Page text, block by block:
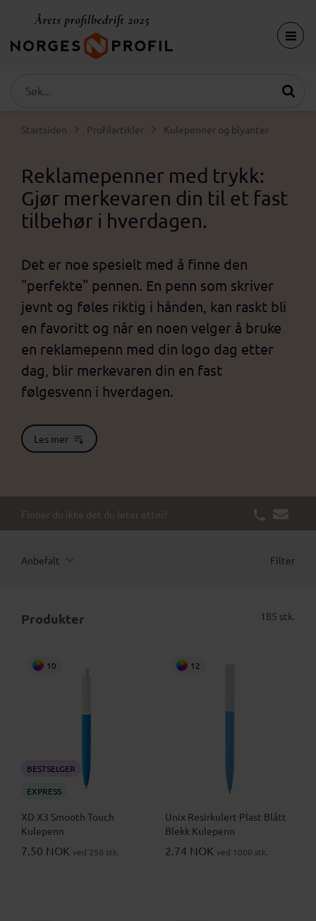
Startsiden Profilartikler Kulepenner og blyanter
Reklamepenner med trykk:
Gjør merkevaren din til et fast
tilbehør i hverdagen.
Det er noe spesielt med å finne den
"perfekte" pennen. En penn som skriver
jevnt og føles riktig i hånden, kan raskt bli
en favoritt og når en noen velger å bruke
en reklamepenn med din logo dag etter
dag, blir merkevaren din en fast
følgesvenn i hverdagen.
Les mer
Finner du ikke det du leter etter?
Anbefalt Filter
Produkter 185 stk.
10
BESTSELGER
EXPRESS
XD X3 Smooth Touch
Kulepenn
7.50 NOK ved 250 stk.
12
Unix Resirkulert Plast Blått
Blekk Kulepenn
2.74 NOK ved 1000 stk.